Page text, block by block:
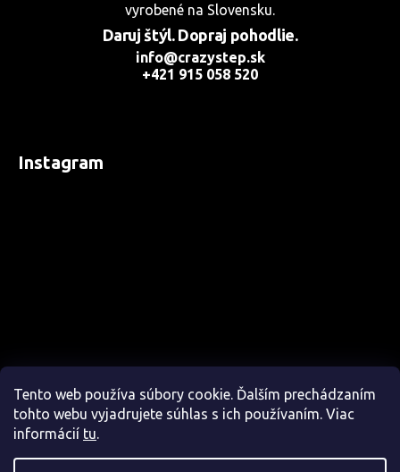
Tento web používa súbory cookie. Ďalším prechádzaním
tohto webu vyjadrujete súhlas s ich používaním. Viac
informácií tu.
vyrobené na Slovensku.
Daruj štýl. Dopraj pohodlie.
info@crazystep.sk
+421 915 058 520
Instagram